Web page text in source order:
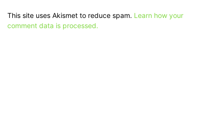
This site uses Akismet to reduce spam. Learn how your
comment data is processed.